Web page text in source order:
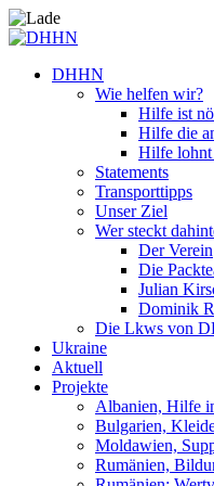
DHHN
Wie helfen wir?
Hilfe ist
Hilfe die
Hilfe lohnt
Statements
Transporttipps
Unser Ziel
Wer steckt
Der Verein
Die
Julian
Dominik
Die Lkws von
Ukraine
Aktuell
Projekte
Albanien, Hilfe
Bulgarien,
Moldawien,
Rumänien,